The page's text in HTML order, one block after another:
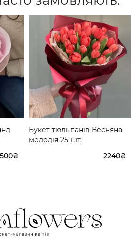
Букет тюльпанів Весняна
мелодія 25 шт.
2240₴